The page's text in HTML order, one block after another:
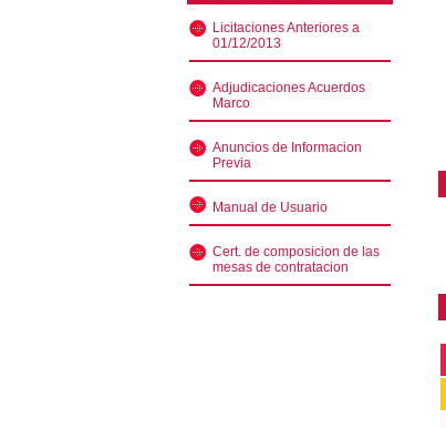
Licitaciones Anteriores a
01/12/2013
Adjudicaciones Acuerdos
Marco
Anuncios de Informacion
Previa
Manual de Usuario
Cert. de composicion de las
mesas de contratacion